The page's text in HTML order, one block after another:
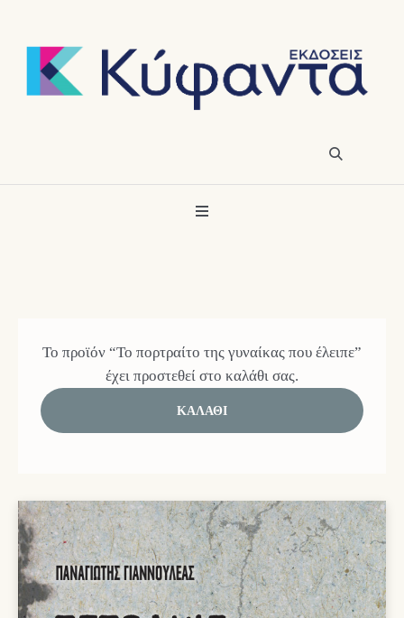
Το προϊόν “Το πορτραίτο της γυναίκας που έλειπε”
έχει προστεθεί στο καλάθι σας.
ΚΑΛΆΘΙ